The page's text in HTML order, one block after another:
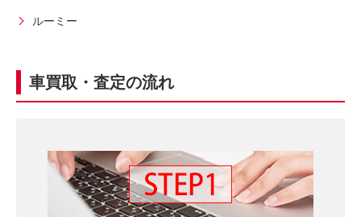
定
申
ルーミー
車買取・査定の流れ